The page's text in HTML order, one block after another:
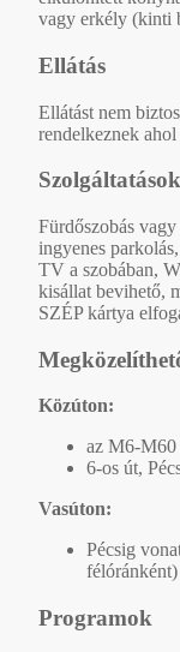
vagy erkély (kinti
Ellátás
Ellátást nem
rendelkeznek
Szolgáltatások
Fürdőszobás
ingyenes
TV a szobában,
kisállat bevihető,
SZÉP kártya
Közúton:
az M6-M60
6-os út,
Vasúton:
Pécsig
félóránként)
Programok